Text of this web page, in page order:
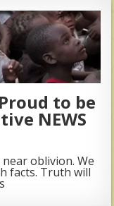
to be
NEWS
near oblivion. We
facts. Truth will